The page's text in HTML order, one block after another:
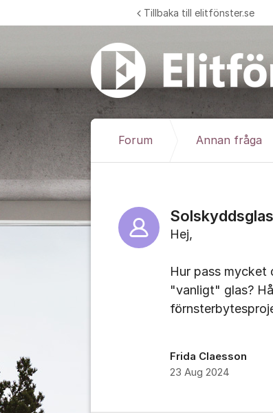
Tillbaka till elitfönster.se
Forum Annan fråga
Solskyddsglas
Hej,
Hur pass
"vanligt" glas?
Frida Claesson
23 Aug 2024